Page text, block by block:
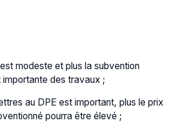
modeste et plus la subvention
des travaux ;
au DPE est important, plus le prix
pourra être élevé ;